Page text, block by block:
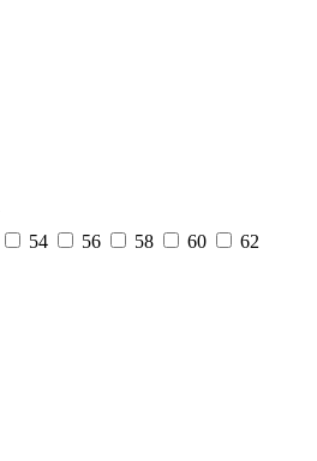
54 56 58 60
62